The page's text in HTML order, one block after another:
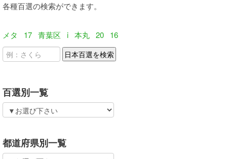
各種百選の検索ができます。
メタ 17 青葉区 i 本丸 20 16
百選別一覧
都道府県別一覧